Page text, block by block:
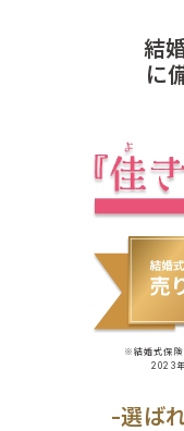
結
に
※結婚式保険
2023
-選ば